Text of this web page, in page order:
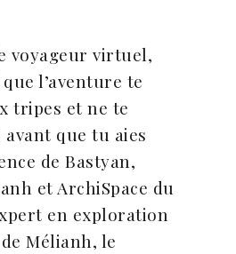
voyageur virtuel,
l’aventure te
tripes et ne te
que tu aies
de Bastyan,
et ArchiSpace du
en exploration
Mélianh, le